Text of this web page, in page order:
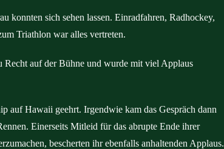
konnten sich sehen lassen. Einradfahren, Radhockey,
Triathlon war alles vertreten.
Recht auf der Bühne und wurde mit viel Applaus
auf Hawaii geehrt. Irgendwie kam das Gespräch dann
Einerseits Mitleid für das abrupte Ende ihrer
bescherten ihr ebenfalls anhaltenden Applaus.